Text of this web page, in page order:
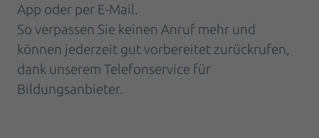
App oder per E-Mail.
So verpassen Sie keinen Anruf mehr und
können jederzeit gut vorbereitet zurückrufen,
dank unserem Telefonservice für
Bildungsanbieter.